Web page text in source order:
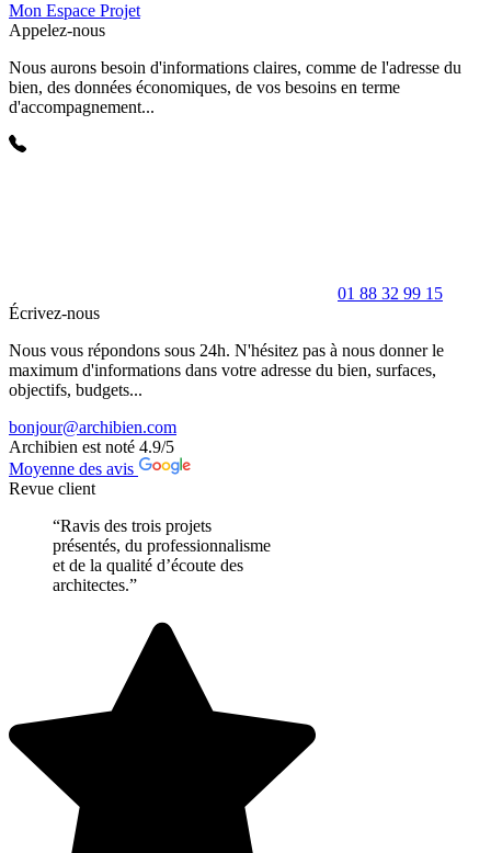
Mon Espace Projet
Appelez-nous
Nous aurons besoin d'informations claires, comme de l'adresse du
bien, des données économiques, de vos besoins en terme
d'accompagnement...
01 88 32 99 15
Écrivez-nous
Nous vous répondons sous 24h. N'hésitez pas à nous donner le
maximum d'informations dans votre adresse du bien, surfaces,
objectifs, budgets...
bonjour@archibien.com
Archibien est noté 4.9/5
Moyenne des avis
Revue client
“Ravis des trois projets
présentés, du professionnalisme
et de la qualité d’écoute des
architectes.”